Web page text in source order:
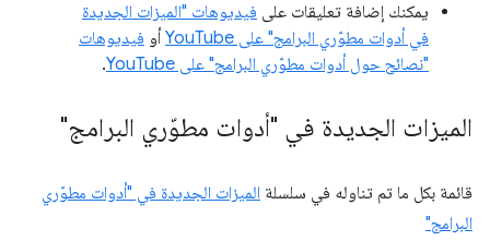
يمكنك إضافة تعليقات على فيديوهات "الميزات الجديدة
في أدوات مطوّري البرامج" على YouTube
أو فيديوهات
"نصائح حول أدوات مطوّري البرامج" على YouTube
.
الميزات الجديدة في "أدوات مطوّري البرامج"
قائمة بكل ما تم تناوله في سلسلة الميزات الجديدة في "أدوات مطوّري
البرامج"